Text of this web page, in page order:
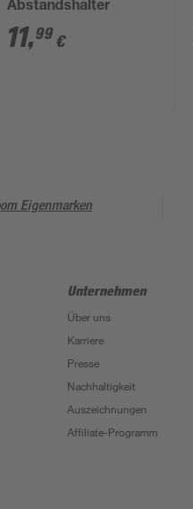
Abstandshalter
11,99 €
Eigenmarken
Unternehmen
Über uns
Karriere
Presse
Nachhaltigkeit
Auszeichnungen
Affiliate-Programm